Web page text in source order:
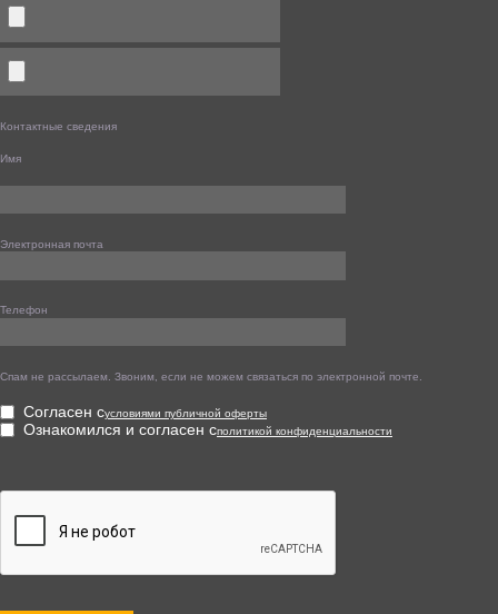
Контактные сведения
Имя
Электронная почта
Телефон
Спам не рассылаем. Звоним, если не можем связаться по электронной почте.
Согласен сусловиями публичной оферты
Ознакомился и согласен сполитикой конфиденциальности